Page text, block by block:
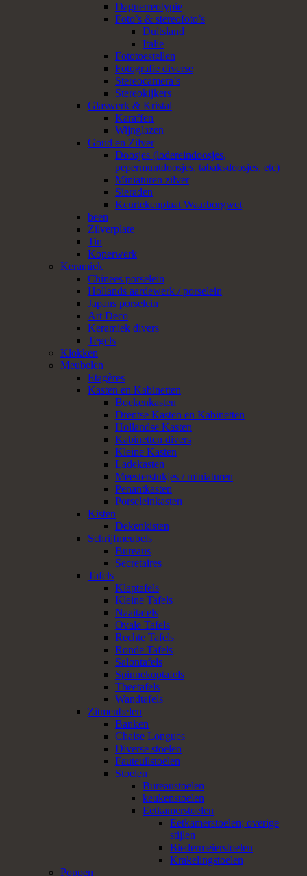
Daguerreotypie
Foto’s & stereofoto’s
Duitsland
Italie
Fototoestellen
Fotografie diverse
Stereocamera’s
Stereokijkers
Glaswerk & Kristal
Karaffen
Wijnglazen
Goud en Zilver
Doosjes (lodereindoosjes,
pepermuntdoosjes, tabaksdoosjes, etc)
Miniaturen zilver
Sieraden
Keurtekenplaat Waarborgwet
been
Zilverplate
Tin
Koperwerk
Keramiek
Chinees porselein
Hollands aardewerk / porselein
Japans porselein
Art Deco
Keramiek divers
Tegels
Klokken
Meubelen
Etagères
Kasten en Kabinetten
Boekenkasten
Drentse Kasten en Kabinetten
Hollandse Kasten
Kabinetten divers
Kleine Kasten
Ladekasten
Meesterstukjes / miniaturen
Penantkasten
Porseleinkasten
Kisten
Dekenkisten
Schrijfmeubels
Bureaus
Secretaires
Tafels
Klaptafels
Kleine Tafels
Naaitafels
Ovale Tafels
Rechte Tafels
Ronde Tafels
Salontafels
Spinnekoptafels
Theetafels
Wandtafels
Zitmeubelen
Banken
Chaise Longues
Diverse stoelen
Fauteuilstoelen
Stoelen
Bureaustoelen
keukenstoelen
Eetkamerstoelen
Eetkamerstoelen; overige
stijlen
Biedermeierstoelen
Krakelingstoelen
Poppen